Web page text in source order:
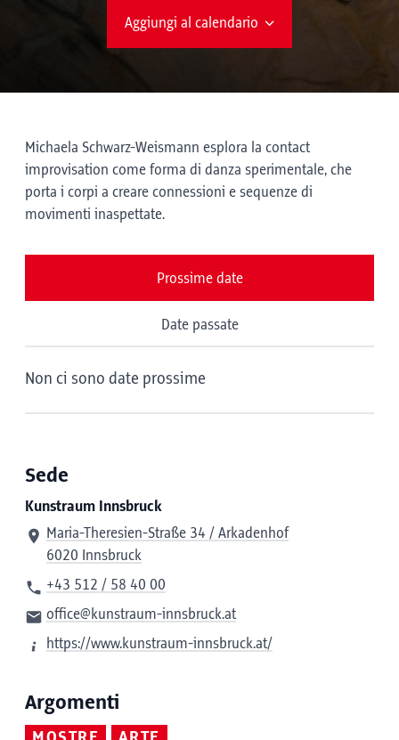
Aggiungi al calendario
Michaela Schwarz-Weismann esplora la contact
improvisation come forma di danza sperimentale, che
porta i corpi a creare connessioni e sequenze di
movimenti inaspettate.
Prossime date
Date passate
Non ci sono date prossime
Sede
Kunstraum Innsbruck
Maria-Theresien-Straße 34 / Arkadenhof
6020 Innsbruck
+43 512 / 58 40 00
office@kunstraum-innsbruck.at
https://www.kunstraum-innsbruck.at/
Argomenti